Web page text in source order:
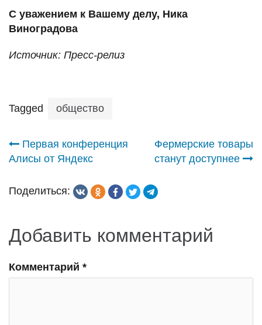
С уважением к Вашему делу, Ника
Виноградова
Источник: Пресс-релиз
Tagged общество
Навигация
записям
Первая конференция
Алисы от Яндекс
Фермерские товары
станут доступнее
Поделиться:
Добавить комментарий
Комментарий *